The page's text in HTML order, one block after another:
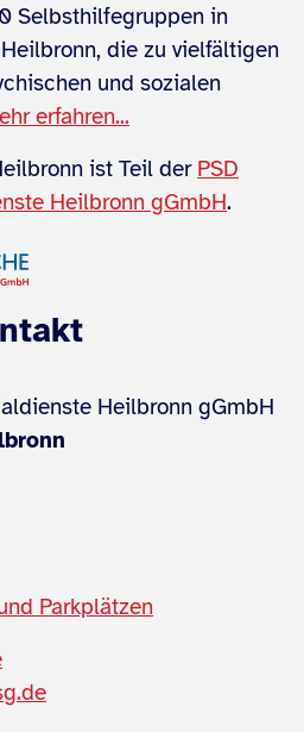
Selbsthilfegruppen in
die zu vielfältigen
und sozialen
erfahren...
ist Teil der PSD
Heilbronn gGmbH.
Heilbronn gGmbH
Parkplätzen